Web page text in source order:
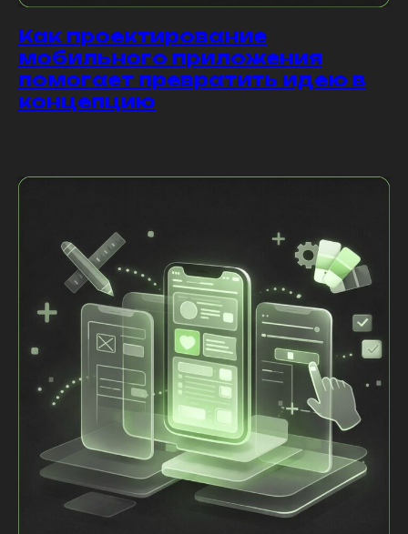
Как проектирование
мобильного приложения
помогает превратить идею в
концепцию